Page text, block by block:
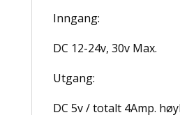
Inngang:
DC 12-24v, 30v Max.
Utgang:
DC 5v / totalt 4Amp.